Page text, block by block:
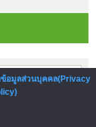
อมูลส่วนบุคคล(Privacy